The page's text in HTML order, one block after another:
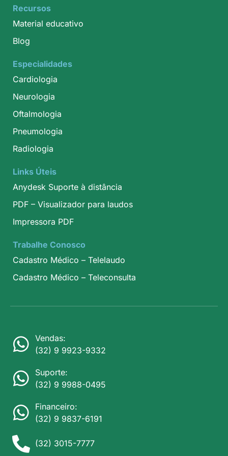
Recursos
Material educativo
Blog
Especialidades
Cardiologia
Neurologia
Oftalmologia
Pneumologia
Radiologia
Links Úteis
Anydesk Suporte à distância
PDF – Visualizador para laudos
Impressora PDF
Trabalhe Conosco
Cadastro Médico – Telelaudo
Cadastro Médico – Teleconsulta
Vendas:
(32) 9 9923-9332
Suporte:
(32) 9 9988-0495
Financeiro:
(32) 9 9837-6191
(32) 3015-7777